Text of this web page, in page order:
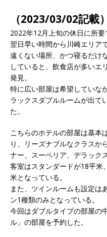
（2023/03/02記載）
2022年12月上旬の休日に所要
翌日早い時間から川崎エリア
遠くない場所、かつ寝るだけ
していると、飲食店が多いエ
発見。
特に広い部屋は希望していな
ラックスダブルルームが出て
た。
こちらのホテルの部屋は基本
り、リーズナブルなクラスか
ナー、スーペリア、デラック
客室はスタンダードが18平米
米となっている。
また、ツインルームも設定は
ン1種類のみとなっている。
今回はダブルタイプの部屋の
ル」の部屋を予約した。